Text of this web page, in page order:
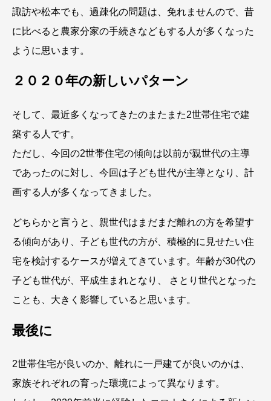
諏訪や松本でも、過疎化の問題は、免れませんので、昔
に比べると農家分家の手続きなどもする人が多くなった
ように思います。
２０２０年の新しいパターン
そして、最近多くなってきたのまたまた2世帯住宅で建
築する人です。
ただし、今回の2世帯住宅の傾向は以前が親世代の主導
であったのに対し、今回は子ども世代が主導となり、計
画する人が多くなってきました。
どちらかと言うと、親世代はまだまだ離れの方を希望す
る傾向があり、子ども世代の方が、積極的に見せたい住
宅を検討するケースが増えてきています。年齢が30代の
子ども世代が、平成生まれとなり、 さとり世代となった
ことも、大きく影響していると思います。
最後に
2世帯住宅が良いのか、離れに一戸建てが良いのかは、
家族それぞれの育った環境によって異なります。